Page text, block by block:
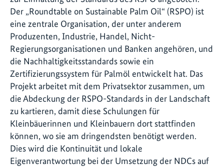
Der „Roundtable on Sustainable Palm Oil“ (RSPO) ist
eine zentrale Organisation, der unter anderem
Produzenten, Industrie, Handel, Nicht-
Regierungsorganisationen und Banken angehören, und
die Nachhaltigkeitsstandards sowie ein
Zertifizierungssystem für Palmöl entwickelt hat. Das
Projekt arbeitet mit dem Privatsektor zusammen, um
die Abdeckung der RSPO-Standards in der Landschaft
zu kartieren, damit diese Schulungen für
Kleinbäuerinnen und Kleinbauern dort stattfinden
können, wo sie am dringendsten benötigt werden.
Dies wird die Kontinuität und lokale
Eigenverantwortung bei der Umsetzung der NDCs auf